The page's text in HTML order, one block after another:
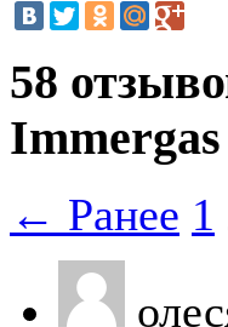
58
← Ранее 1